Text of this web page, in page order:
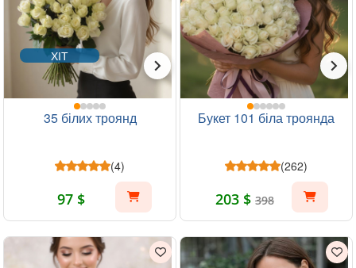
ХІТ
35 білих троянд
(4)
97 $
Букет 101 біла троянда
(262)
203 $ 398